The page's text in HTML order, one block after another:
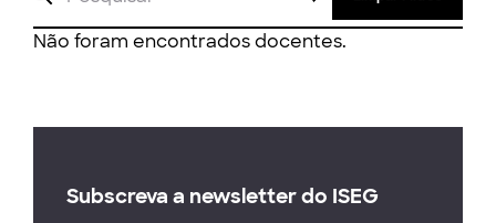
Não foram encontrados docentes.
Subscreva a newsletter do ISEG